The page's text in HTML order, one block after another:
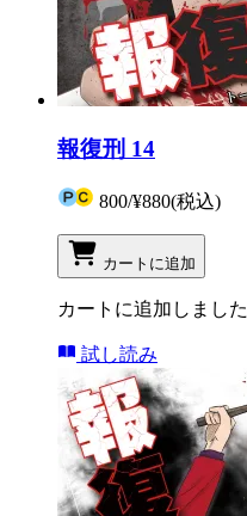
報復刑 14
800/¥880(税込)
カートに追加
カートに追加しました
試し読み